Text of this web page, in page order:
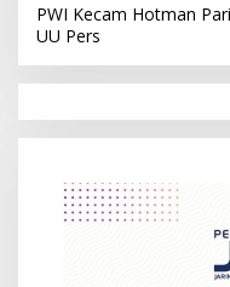
PWI Kecam Hotman
UU Pers